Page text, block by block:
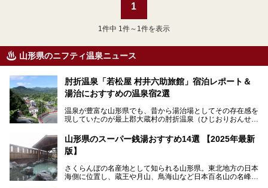
1
1 件中 1件～1件を表示
山形県のニフティ温泉ニュース
肘折温泉「若松屋 村井六助旅館」宿泊レポート＆
湯治におすすめの温泉宿2選
温泉が豊富な山形県でも、昔から湯治場としてその存在感を
現していたのが最上郡大蔵村の肘折温泉（ひじおりおんせ
今回はその肘折温泉の「若松屋 村井六助旅館」に宿泊した
体験レポートとおすすめの温泉宿を2軒ご紹介します。
鄙びた風情があり、源泉掛け流しの旅館も多い肘折温泉は、
す。
山形県のスーパー銭湯おすすめ14選 【2025年最新
版】
さくらんぼの名産地として知られる山形県。東北地方の日本
海側に位置し、蔵王や月山、鳥海山など日本百名山の名峰や